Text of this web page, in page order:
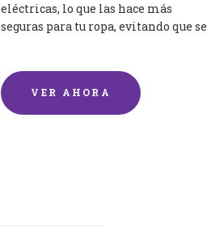
eléctricas, lo que las hace más
seguras para tu ropa, evitando que se
VER AHORA